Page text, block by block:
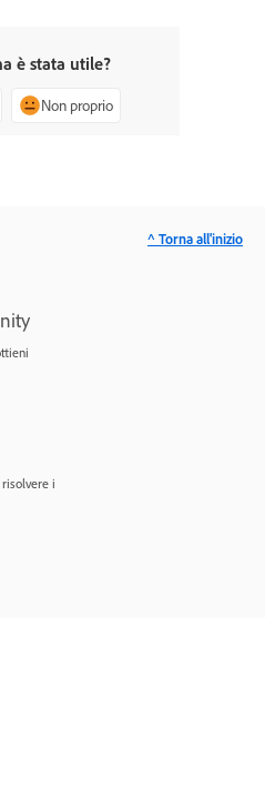
è stata utile?
Non proprio
i
^ Torna all'inizio